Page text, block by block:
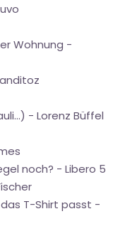
Wohnung -
- Lorenz Büffel
noch? - Libero 5
das T-Shirt passt -